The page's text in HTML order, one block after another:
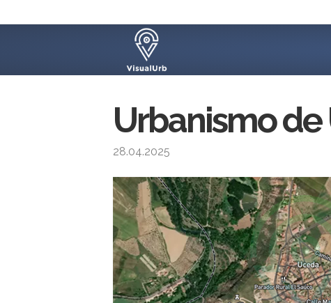
Urbanismo
28.04.2025